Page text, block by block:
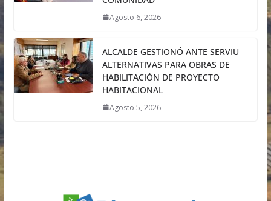
Agosto 6, 2026
ALCALDE GESTIONÓ ANTE SERVIU
ALTERNATIVAS PARA OBRAS DE
HABILITACIÓN DE PROYECTO
HABITACIONAL
Agosto 5, 2026